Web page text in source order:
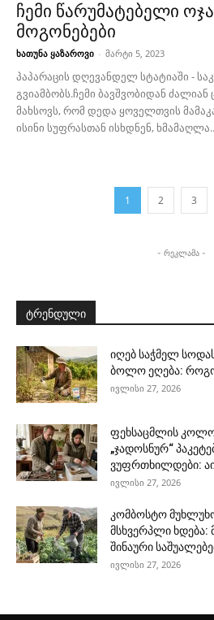
ჩემი წარუმატებელი
მოგონებები
ხათუნა ყაზაროვი - მარტი 5, 2023
პაპარაცის დღევანდელ სტატიაში -
გვიამბობს.ჩემი ბავშვობიდან ძალიან
მახსოვს, რომ დედა ყოველთვის
ისინი სუფრასთან ისხდნენ,
1 2 3
- რეკლამა -
ტრენდული
იღებ საჭმელ
ბოლო ეღება:
ივლისი 27, 2026
ფეხსაცმლის
„ჯადოსნურ“
ვუფრთხილდები:
ივლისი 27, 2026
კომბოსტო
მსხვერპლი ხდება:
შინაური
ივლისი 27, 2026